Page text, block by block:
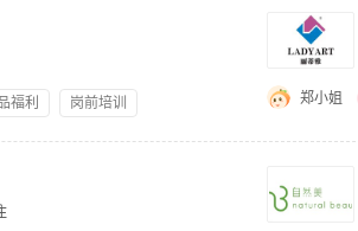
解释服务目标及标准，与其他员工共同制定改善服
立公正、合理、有效的奖罚制度，协调店员之间的关
产品效果良好，质量稳定，物有所值。 8、定期培训
魄力及亲和力； 2、具备美容师高级劳动资格认证或
运作模式； 5、具有良好的业务能力、营销能力、指导
福利
岗前培训
郑小姐
理使用人才； 4、订立公正,合理，有效地奖罚制度，
。 3.丰富的团队管理的能力。 4.能适应较强的工作压
18559370115